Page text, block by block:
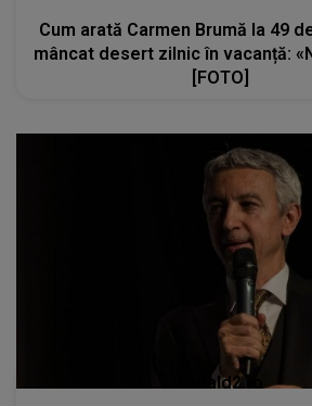
Cum arată Carmen Brumă la 49
mâncat desert zilnic în vacanță:
[FOTO]
kanald2.ro